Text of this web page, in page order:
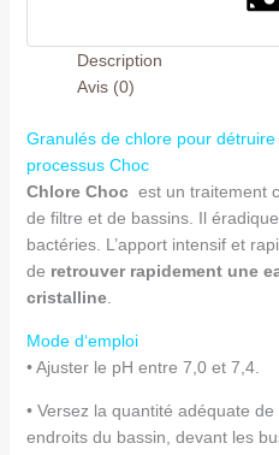
Description
Avis (0)
Granulés de chlore pour
processus Choc
Chlore Choc est un traitement
de filtre et de bassins. Il
bactéries. L’apport intensif et
de retrouver rapidement une
cristalline.
Mode d‘emploi
• Ajuster le pH entre 7,0 et 7,4.
• Versez la quantité adéquate de
endroits du bassin, devant les